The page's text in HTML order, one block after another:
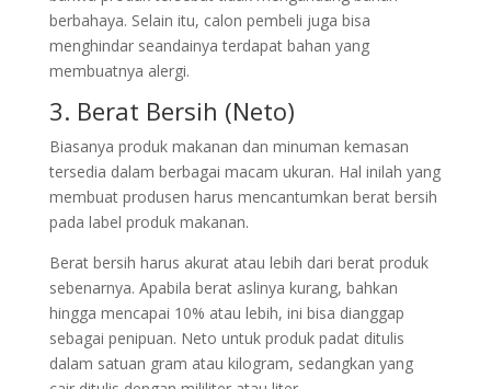
berbahaya. Selain itu, calon pembeli juga bisa
menghindar seandainya terdapat bahan yang
membuatnya alergi.
3. Berat Bersih (Neto)
Biasanya produk makanan dan minuman kemasan
tersedia dalam berbagai macam ukuran. Hal inilah yang
membuat produsen harus mencantumkan berat bersih
pada label produk makanan.
Berat bersih harus akurat atau lebih dari berat produk
sebenarnya. Apabila berat aslinya kurang, bahkan
hingga mencapai 10% atau lebih, ini bisa dianggap
sebagai penipuan. Neto untuk produk padat ditulis
dalam satuan gram atau kilogram, sedangkan yang